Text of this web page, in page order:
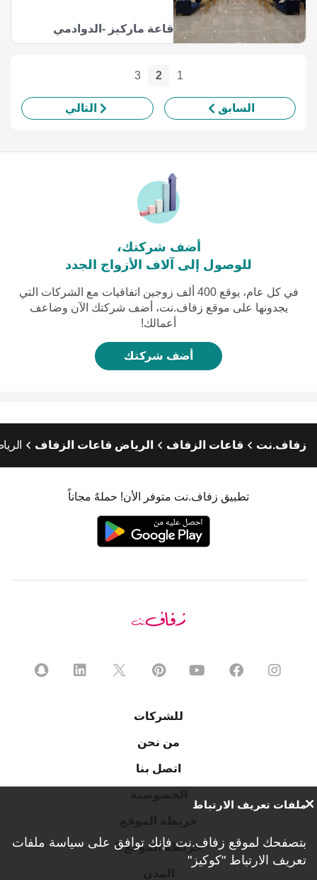
قاعة ماركيز -الدوادمي
1
2
3
السابق التالي
أضف شركتك،
للوصول إلى آلاف الأزواج الجدد
في كل عام، يوقع 400 ألف زوجين اتفاقيات مع الشركات التي
يجدونها على موقع زفاف.نت، أضف شركتك الآن وضاعف
أعمالك!
أضف شركتك
زفاف.نت قاعات الزفاف الرياض قاعات الزفاف
تطبيق زفاف.نت متوفر الأن! حملهٌ مجاناً
للشركات
من نحن
اتصل بنا
خريطة الموقع 2
ملفات تعريف الارتباط
بتصفحك لموقع زفاف.نت فإنك توافق على سياسة ملفات
تعريف الارتباط "كوكيز"